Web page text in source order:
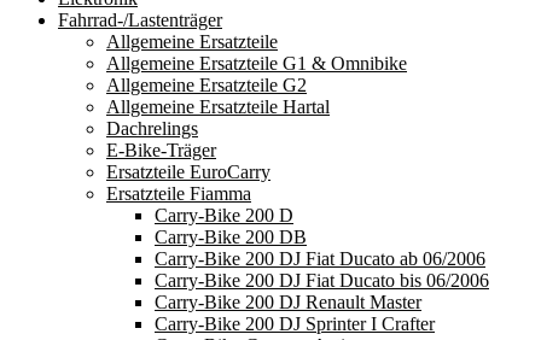
Fahrrad-/Lastenträger
Allgemeine Ersatzteile
Allgemeine Ersatzteile G1 & Omnibike
Allgemeine Ersatzteile G2
Allgemeine Ersatzteile Hartal
Dachrelings
E-Bike-Träger
Ersatzteile EuroCarry
Ersatzteile Fiamma
Carry-Bike 200 D
Carry-Bike 200 DB
Carry-Bike 200 DJ Fiat Ducato ab 06/2006
Carry-Bike 200 DJ Fiat Ducato bis 06/2006
Carry-Bike 200 DJ Renault Master
Carry-Bike 200 DJ Sprinter I Crafter